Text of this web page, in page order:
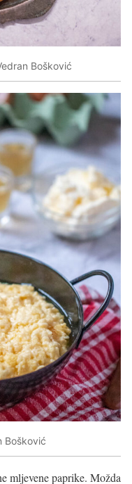
Bošković
Bošković
mljevene paprike. Možda